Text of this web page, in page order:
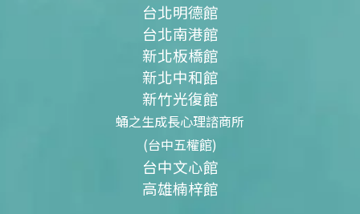
台北明德館
台北南港館
新北板橋館
新北中和館
新竹光復館
蛹之生成長心理諮商所
(台中五權館)
台中文心館
高雄楠梓館